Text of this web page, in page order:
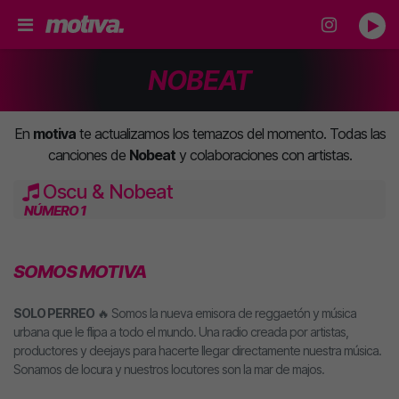
NOBEAT
En motivate actualizamos los temazos del momento. Todas las
canciones de Nobeaty colaboraciones con artistas.
Oscu & Nobeat
NÚMERO 1
SOMOS MOTIVA
SOLO PERREO 🔥 Somos la nueva emisora de reggaetón y música
urbana que le flipa a todo el mundo. Una radio creada por artistas,
productores y deejays para hacerte llegar directamente nuestra música.
Sonamos de locura y nuestros locutores son la mar de majos.